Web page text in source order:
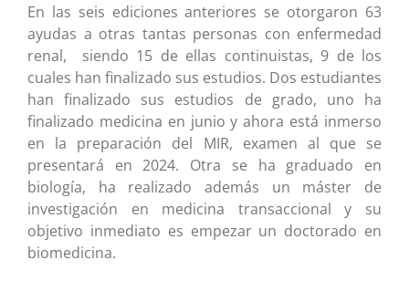
En las seis ediciones anteriores se otorgaron 63
ayudas a otras tantas personas con enfermedad
renal, siendo 15 de ellas continuistas, 9 de los
cuales han finalizado sus estudios. Dos estudiantes
han finalizado sus estudios de grado, uno ha
finalizado medicina en junio y ahora está inmerso
en la preparación del MIR, examen al que se
presentará en 2024. Otra se ha graduado en
biología, ha realizado además un máster de
investigación en medicina transaccional y su
objetivo inmediato es empezar un doctorado en
biomedicina.